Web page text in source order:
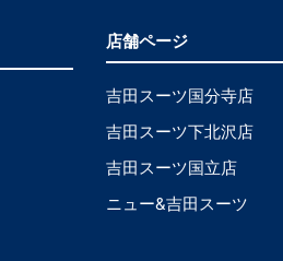
店舗ページ
吉田スーツ国分寺店
吉田スーツ下北沢店
吉田スーツ国立店
ニュー&吉田スーツ